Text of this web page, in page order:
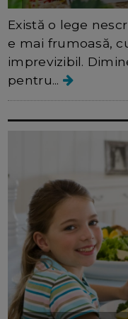
Există o lege
e mai frumoasă,
imprevizibil.
pentru...